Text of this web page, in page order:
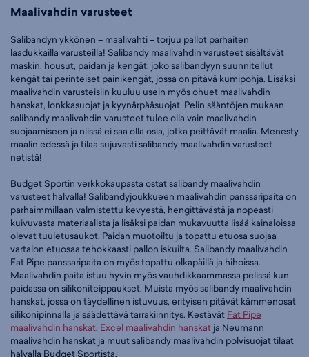
Maalivahdin varusteet
Salibandyn ykkönen – maalivahti – torjuu pallot parhaiten
laadukkailla varusteilla! Salibandy maalivahdin varusteet sisältävät
maskin, housut, paidan ja kengät; joko salibandyyn suunnitellut
kengät tai perinteiset painikengät, jossa on pitävä kumipohja. Lisäksi
maalivahdin varusteisiin kuuluu usein myös ohuet maalivahdin
hanskat, lonkkasuojat ja kyynärpääsuojat. Pelin sääntöjen mukaan
salibandy maalivahdin varusteet tulee olla vain maalivahdin
suojaamiseen ja niissä ei saa olla osia, jotka peittävät maalia. Menesty
maalin edessä ja tilaa sujuvasti salibandy maalivahdin varusteet
netistä!
Budget Sportin verkkokaupasta ostat salibandy maalivahdin
varusteet halvalla! Salibandyjoukkueen maalivahdin panssaripaita on
parhaimmillaan valmistettu kevyestä, hengittävästä ja nopeasti
kuivuvasta materiaalista ja lisäksi paidan mukavuutta lisää kainaloissa
olevat tuuletusaukot. Paidan muotoiltu ja topattu etuosa suojaa
vartalon etuosaa tehokkaasti pallon iskuilta. Salibandy maalivahdin
Fat Pipe panssaripaita on myös topattu olkapäillä ja hihoissa.
Maalivahdin paita istuu hyvin myös vauhdikkaammassa pelissä kun
paidassa on silikoniteippaukset. Muista myös salibandy maalivahdin
hanskat, jossa on täydellinen istuvuus, erityisen pitävät kämmenosat
silikonipinnalla ja säädettävä tarrakiinnitys. Kestävät Fat Pipe
maalivahdin hanskat, Excel maalivahdin hanskat ja Neumann
maalivahdin hanskat ja muut salibandy maalivahdin polvisuojat tilaat
halvalla Budget Sportista.